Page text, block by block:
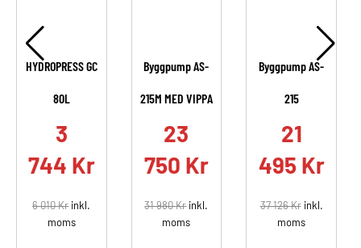
HYDROPRESS GC
80L
3
744 Kr
6 010Krinkl.
moms
Byggpump AS-
215M MED VIPPA
23
750 Kr
31 980Krinkl.
moms
Byggpump AS-
215
21
495 Kr
37 126Krinkl.
moms